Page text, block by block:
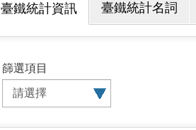
臺鐵統計資訊 臺鐵統計名詞
篩選項目